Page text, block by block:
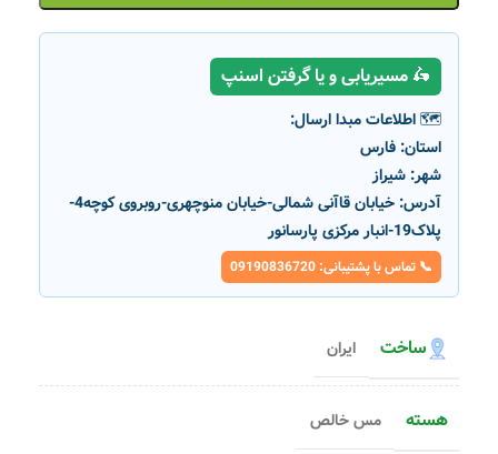
🛵 مسیریابی و یا گرفتن اسنپ
🗺️ اطلاعات مبدا ارسال:
استان: فارس
شهر: شیراز
آدرس:
خیابان قاآنی شمالی-خیابان منوچهری-روبروی کوچه4-
پلاک19-انبار مرکزی پارسانور
📞 تماس با پشتیبانی: 09190836720
ساخت ایران
هسته مس خالص